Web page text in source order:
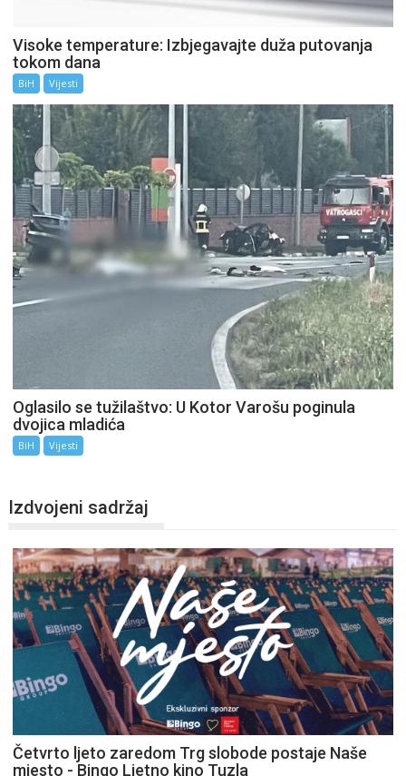
Visoke temperature: Izbjegavajte duža putovanja
tokom dana
BiH Vijesti
Oglasilo se tužilaštvo: U Kotor Varošu poginula
dvojica mladića
BiH Vijesti
Izdvojeni sadržaj
Četvrto ljeto zaredom Trg slobode postaje Naše
mjesto - Bingo Ljetno kino Tuzla